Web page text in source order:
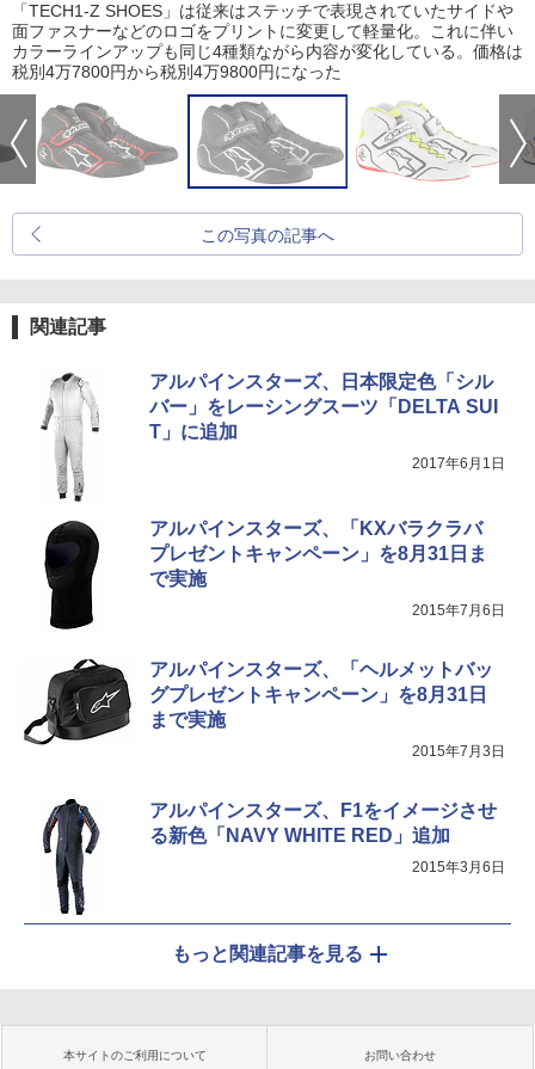
「TECH1-Z SHOES」は従来はステッチで表現されていたサイドや
面ファスナーなどのロゴをプリントに変更して軽量化。これに伴い
カラーラインアップも同じ4種類ながら内容が変化している。価格は
税別4万7800円から税別4万9800円になった
この写真の記事へ
関連記事
アルパインスターズ、日本限定色「シル
バー」をレーシングスーツ「DELTA SUI
T」に追加
2017年6月1日
アルパインスターズ、「KXバラクラバ
プレゼントキャンペーン」を8月31日ま
で実施
2015年7月6日
アルパインスターズ、「ヘルメットバッ
グプレゼントキャンペーン」を8月31日
まで実施
2015年7月3日
アルパインスターズ、F1をイメージさせ
る新色「NAVY WHITE RED」追加
2015年3月6日
もっと関連記事を見る
本サイトのご利用について お問い合わせ